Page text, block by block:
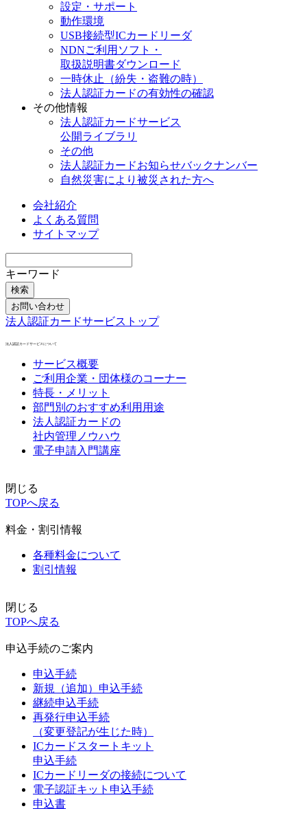
設定・サポート
動作環境
USB接続型ICカードリーダ
NDNご利用ソフト・
取扱説明書ダウンロード
一時休止（紛失・盗難の時）
法人認証カードの有効性の確認
その他情報
法人認証カードサービス
公開ライブラリ
その他
法人認証カードお知らせバックナンバー
自然災害により被災された方へ
会社紹介
よくある質問
サイトマップ
キーワード
検索
お問い合わせ
法人認証カードサービストップ
法人認証カードサービスについて
サービス概要
ご利用企業・団体様のコーナー
特長・メリット
部門別のおすすめ利用用途
法人認証カードの
社内管理ノウハウ
電子申請入門講座
閉じる
TOPへ戻る
料金・割引情報
各種料金について
割引情報
閉じる
TOPへ戻る
申込手続のご案内
申込手続
新規（追加）申込手続
継続申込手続
再発行申込手続
（変更登記が生じた時）
ICカードスタートキット
申込手続
ICカードリーダの接続について
電子認証キット申込手続
申込書